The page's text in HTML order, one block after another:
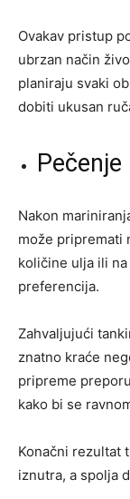
Ovakav pristup
ubrzan način
planiraju svaki
dobiti ukusan
Nakon
može pripremati
količine ulja ili
preferencija.
Zahvaljujući
znatno kraće
pripreme
kako bi se
Konačni rezultat
iznutra, a spolja